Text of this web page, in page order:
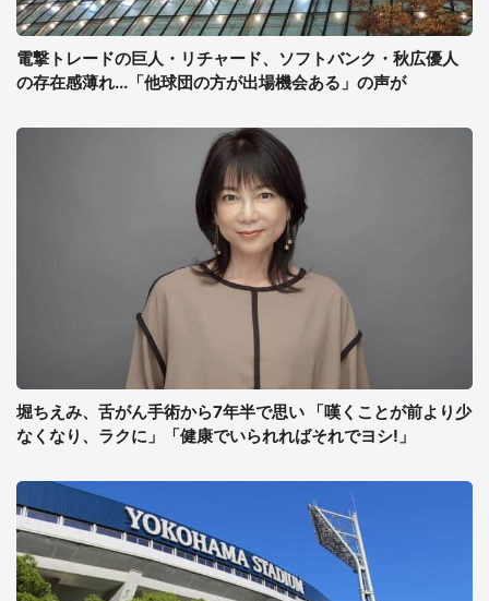
電撃トレードの巨人・リチャード、ソフトバンク・秋広優人
の存在感薄れ...「他球団の方が出場機会ある」の声が
堀ちえみ、舌がん手術から7年半で思い 「嘆くことが前より少
なくなり、ラクに」「健康でいられればそれでヨシ!」